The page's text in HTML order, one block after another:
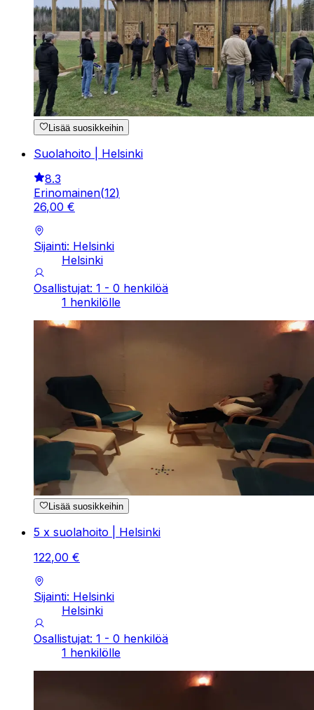
Lisää suosikkeihin
Suolahoito | Helsinki
8.3
Erinomainen(12)
26,00 €
Sijainti: Helsinki
Helsinki
Osallistujat: 1 - 0 henkilöä
1 henkilölle
Lisää suosikkeihin
5 x suolahoito | Helsinki
122,00 €
Sijainti: Helsinki
Helsinki
Osallistujat: 1 - 0 henkilöä
1 henkilölle